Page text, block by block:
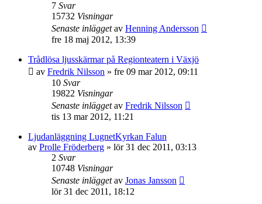
7 Svar
15732 Visningar
Senaste inläggetav Henning Andersson
fre 18 maj 2012, 13:39
Trådlösa ljusskärmar på Regionteatern i Växjö
av Fredrik Nilsson » fre 09 mar 2012, 09:11
10 Svar
19822 Visningar
Senaste inläggetav Fredrik Nilsson
tis 13 mar 2012, 11:21
Ljudanläggning LugnetKyrkan Falun
av Prolle Fröderberg » lör 31 dec 2011, 03:13
2 Svar
10748 Visningar
Senaste inläggetav Jonas Jansson
lör 31 dec 2011, 18:12